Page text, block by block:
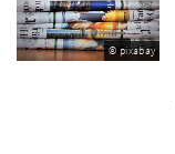
© pixabay